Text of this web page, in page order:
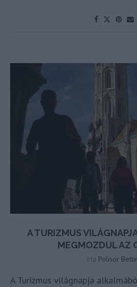
A TURIZMUS
MEGMOZDUL AZ
írta Polisor
A Turizmus világnapja